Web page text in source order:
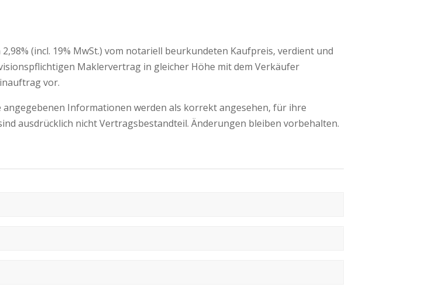
(incl. 19% MwSt.) vom notariell beurkundeten Kaufpreis, verdient und
Maklervertrag in gleicher Höhe mit dem Verkäufer
vor.
Informationen werden als korrekt angesehen, für ihre
ausdrücklich nicht Vertragsbestandteil. Änderungen bleiben vorbehalten.